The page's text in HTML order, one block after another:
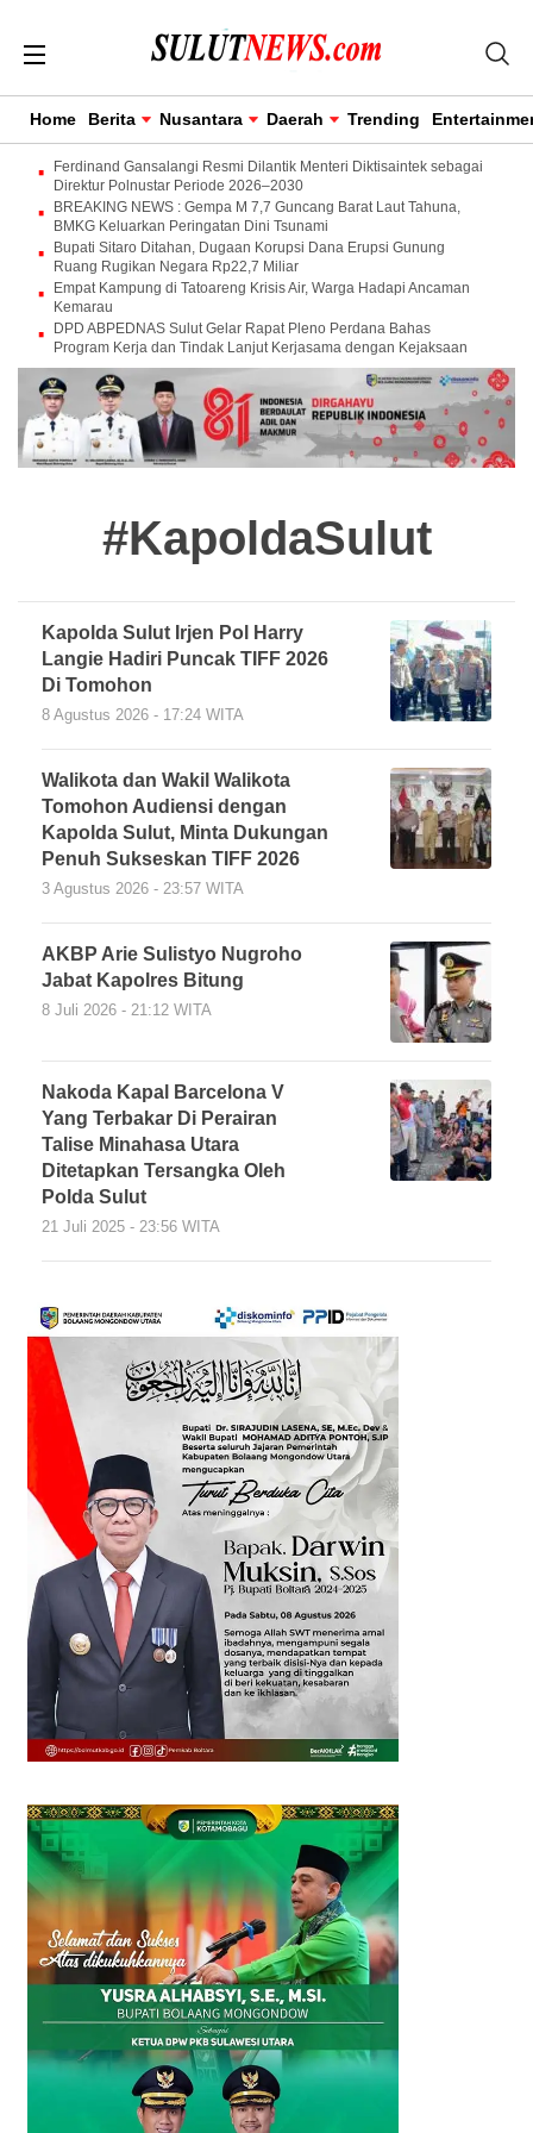
Home Berita Nusantara Daerah Trending
Ferdinand Gansalangi Resmi Dilantik Menteri Diktisaintek sebagai
Direktur Polnustar Periode 2026–2030
BREAKING NEWS : Gempa M 7,7 Guncang Barat Laut Tahuna,
BMKG Keluarkan Peringatan Dini Tsunami
Bupati Sitaro Ditahan, Dugaan Korupsi Dana Erupsi Gunung
Ruang Rugikan Negara Rp22,7 Miliar
Empat Kampung di Tatoareng Krisis Air, Warga Hadapi Ancaman
Kemarau
DPD ABPEDNAS Sulut Gelar Rapat Pleno Perdana Bahas
Program Kerja dan Tindak Lanjut Kerjasama dengan Kejaksaan
#KapoldaSulut
Kapolda Sulut Irjen Pol Harry
Langie Hadiri Puncak TIFF 2026
Di Tomohon
8 Agustus 2026 - 17:24 WITA
Walikota dan Wakil Walikota
Tomohon Audiensi dengan
Kapolda Sulut, Minta Dukungan
Penuh Sukseskan TIFF 2026
3 Agustus 2026 - 23:57 WITA
AKBP Arie Sulistyo Nugroho
Jabat Kapolres Bitung
8 Juli 2026 - 21:12 WITA
Nakoda Kapal Barcelona V
Yang Terbakar Di Perairan
Talise Minahasa Utara
Ditetapkan Tersangka Oleh
Polda Sulut
21 Juli 2025 - 23:56 WITA